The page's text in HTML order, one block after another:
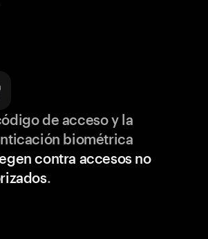
de acceso y la
biométrica
contra accesos no
.